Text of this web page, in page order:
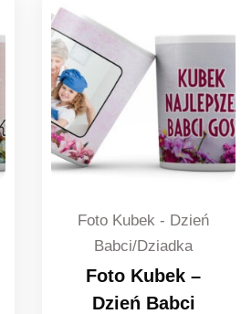
Foto Kubek - Dzień
Babci/Dziadka
Foto Kubek –
Dzień Babci